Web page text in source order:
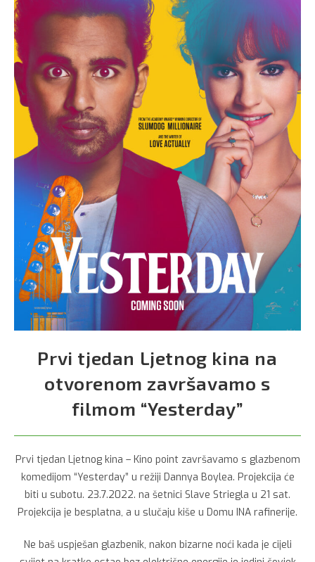
Prvi tjedan Ljetnog kina na
otvorenom završavamo s
filmom “Yesterday”
Prvi tjedan Ljetnog kina – Kino point završavamo s glazbenom
komedijom “Yesterday” u režiji Dannya Boylea. Projekcija će
biti u subotu. 23.7.2022. na šetnici Slave Striegla u 21 sat.
Projekcija je besplatna, a u slučaju kiše u Domu INA rafinerije.
Ne baš uspješan glazbenik, nakon bizarne noći kada je cijeli